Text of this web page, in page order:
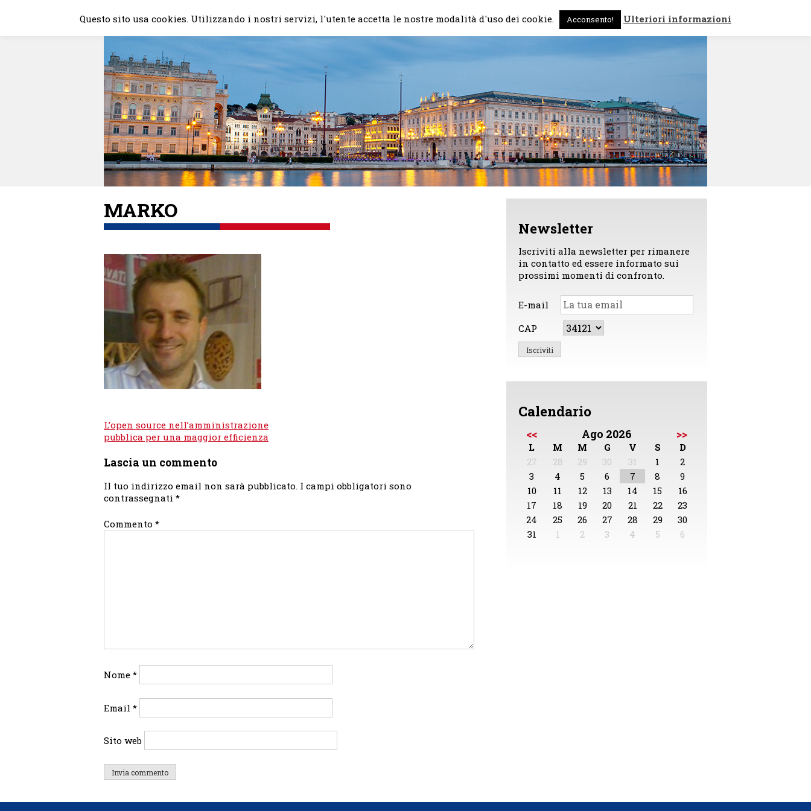
Home Il mio impegno Chi sono News Contattami
MARKO
Navigazione
articoli
L’open source nell’amministrazione
pubblica per una maggior efficienza
Lascia un commento
Il tuo indirizzo email non sarà pubblicato. I campi obbligatori sono
contrassegnati *
Commento *
Nome *
Email *
Sito web
Newsletter
Iscriviti alla newsletter per rimanere
in contatto ed essere informato sui
prossimi momenti di confronto.
E-mail
CAP
Calendario
<< Ago 2026 >>
L M M G V S
D
27
28 29 30 31 1
2
3
4 5 6 7 8
9
10
11 12 13 14 15
16
17
18 19 20 21 22
23
24
25 26 27 28 29
30
31
1 2 3 4 5 6
Questo sito usa cookies. Utilizzando i nostri servizi, l'utente accetta le nostre modalità d'uso dei cookie. Acconsento! Ulteriori informazioni